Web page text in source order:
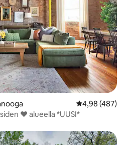
4,98 (487)
♥ alueella *UUSI*